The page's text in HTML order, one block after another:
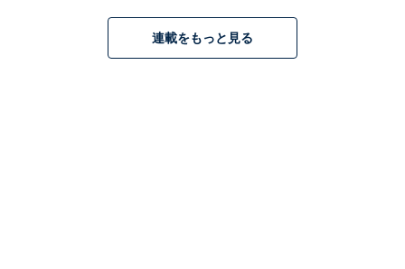
連載をもっと見る